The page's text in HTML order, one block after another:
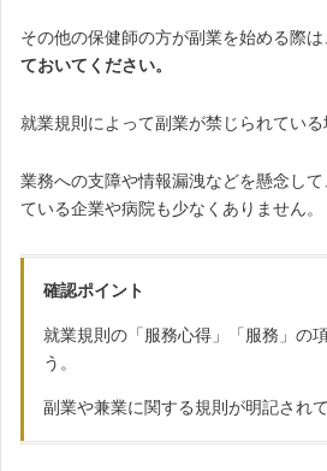
その他の保健師の方が副業を始める際は
ておいてください。
就業規則によって副業が禁じられている
業務への支障や情報漏洩などを懸念し
ている企業や病院も少なくありません。
確認ポイント
就業規則の「服務心得」「服務」の
う。
副業や兼業に関する規則が明記され